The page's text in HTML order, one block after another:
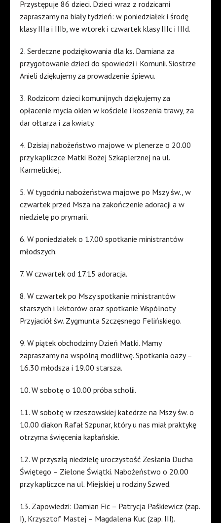
Przystępuje 86 dzieci. Dzieci wraz z rodzicami
zapraszamy na biały tydzień: w poniedziałek i środę
klasy IIIa i IIIb, we wtorek i czwartek klasy IIIc i IIId.
2. Serdeczne podziękowania dla ks. Damiana za
przygotowanie dzieci do spowiedzi i Komunii. Siostrze
Anieli dziękujemy za prowadzenie śpiewu.
3. Rodzicom dzieci komunijnych dziękujemy za
opłacenie mycia okien w kościele i koszenia trawy, za
dar ołtarza i za kwiaty.
4. Dzisiaj nabożeństwo majowe w plenerze o 20.00
przy kapliczce Matki Bożej Szkaplerznej na ul.
Karmelickiej.
5. W tygodniu nabożeństwa majowe po Mszy św., w
czwartek przed Msza na zakończenie adoracji a w
niedzielę po prymarii.
6. W poniedziałek o 17.00 spotkanie ministrantów
młodszych.
7. W czwartek od 17.15 adoracja.
8. W czwartek po Mszy spotkanie ministrantów
starszych i lektorów oraz spotkanie Wspólnoty
Przyjaciół św. Zygmunta Szczęsnego Felińskiego.
9. W piątek obchodzimy Dzień Matki. Mamy
zapraszamy na wspólną modlitwę. Spotkania oazy –
16.30 młodsza i 19.00 starsza.
10. W sobotę o 10.00 próba scholii.
11. W sobotę w rzeszowskiej katedrze na Mszy św. o
10.00 diakon Rafał Szpunar, który u nas miał praktykę
otrzyma święcenia kapłańskie.
12. W przyszłą niedzielę uroczystość Zesłania Ducha
Świętego – Zielone Świątki. Nabożeństwo o 20.00
przy kapliczce na ul. Miejskiej u rodziny Szwed.
13. Zapowiedzi: Damian Fic – Patrycja Paśkiewicz (zap.
I), Krzysztof Mastej – Magdalena Kuc (zap. III).